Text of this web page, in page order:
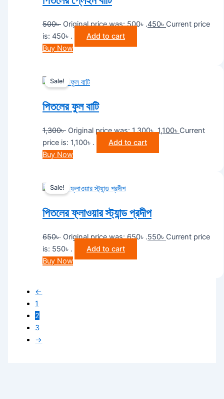
500৳ Original price was: 500৳ .450৳ Current price
is: 450৳ .
Add to cart
Buy Now
Sale!
পিতলের ফুল বাটি
1,300৳ Original price was: 1,300৳ .1,100৳ Current
price is: 1,100৳ .
Add to cart
Buy Now
Sale!
পিতলের ফ্লাওয়ার স্ট্যান্ড প্রদীপ
650৳ Original price was: 650৳ .550৳ Current price
is: 550৳ .
Add to cart
Buy Now
←
1
2
3
→